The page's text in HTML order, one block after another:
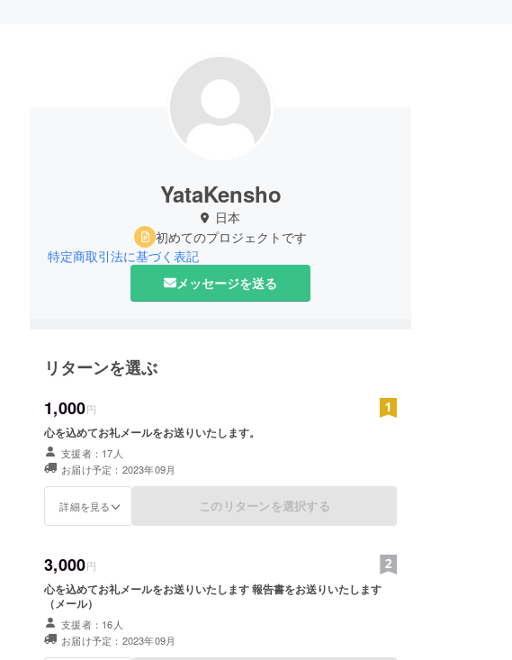
YataKensho
日本
初めてのプロジェクトです
特定商取引法に基づく表記
メッセージを送る
リターンを選ぶ
1,000円
心を込めてお礼メールをお送りいたします。
支援者：17人
お届け予定：2023年09月
詳細を見る このリターンを選択する
3,000円
心を込めてお礼メールをお送りいたします 報告書をお送りいたします
（メール）
支援者：16人
お届け予定：2023年09月